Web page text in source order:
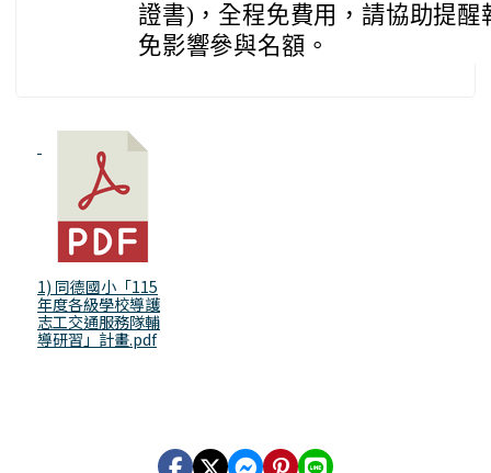
證書)，全程免費用，請協助提
免影響參與名額。
1) 同德國小「115
年度各級學校導護
志工交通服務隊輔
導研習」計畫.pdf